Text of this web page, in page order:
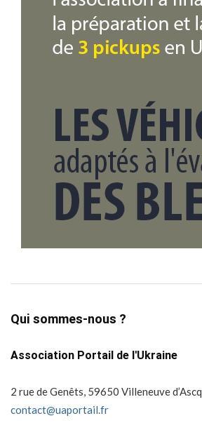
Qui sommes-nous ?
Association Portail de l'Ukraine
2 rue de Genêts, 59650 Villeneuve d’Ascq
contact@uaportail.fr